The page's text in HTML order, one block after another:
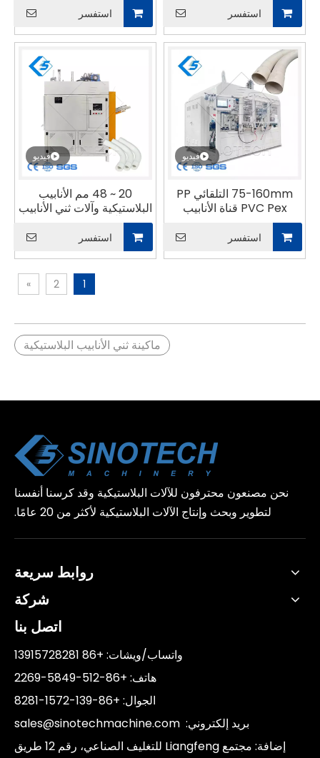
استفسر
مللي متر 25 مللي متر 32
مللي متر أنبوب كلوريد متعدد
الفاينيل ماكينة ثني الأنابيب
استفسر
فيديو
75-160mm التلقائي PP
PVC Pex قناة الأنابيب
الانحناء بيند ماكينة
استفسر
فيديو
20 ~ 48 مم الأنابيب
البلاستيكية وآلات ثني الأنابيب
استفسر
1
2
»
ماكينة ثني الأنابيب البلاستيكية
نحن مصنعون محترفون للآلات البلاستيكية وقد كرسنا أنفسنا
لتطوير وبحث وإنتاج الآلات البلاستيكية لأكثر من 20 عامًا.
روابط سريعة
شركة
اتصل بنا
واتساب/ويشات: +86 13915728281
هاتف: +86-512-5849-2269
الجوال: +86-139-1572-8281
بريد إلكتروني: sales@sinotechmachine.com
إضافة: مجتمع Liangfeng للتغليف الصناعي، رقم 12 طريق